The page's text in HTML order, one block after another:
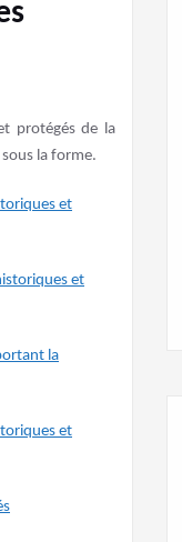
protégés de la
la forme.
et
et
la
et